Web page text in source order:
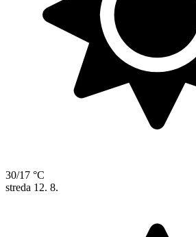
30/17 °C
streda 12. 8.